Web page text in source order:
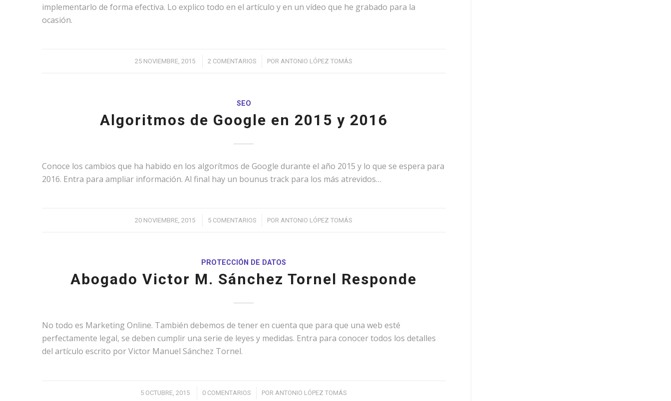
implementarlo de forma efectiva. Lo explico todo en el artículo y en un vídeo que he grabado para la
ocasión.
25 NOVIEMBRE, 2015
/ 2 COMENTARIOS
/ PORANTONIO LÓPEZ TOMÁS
SEO
Algoritmos de Google en 2015 y 2016
Conoce los cambios que ha habido en los algorítmos de Google durante el año 2015 y lo que se espera para
2016. Entra para ampliar información. Al final hay un bounus track para los más atrevidos…
20 NOVIEMBRE, 2015
/ 5 COMENTARIOS
/ PORANTONIO LÓPEZ TOMÁS
PROTECCIÓN DE DATOS
Abogado Victor M. Sánchez Tornel Responde
No todo es Marketing Online. También debemos de tener en cuenta que para que una web esté
perfectamente legal, se deben cumplir una serie de leyes y medidas. Entra para conocer todos los detalles
del artículo escrito por Victor Manuel Sánchez Tornel.
5 OCTUBRE, 2015
/ 0 COMENTARIOS
/ POR ANTONIO LÓPEZ TOMÁS